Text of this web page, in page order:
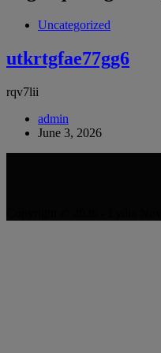
Uncategorized
utkrtgfae77gg6
rqv7lii
admin
June 3, 2026